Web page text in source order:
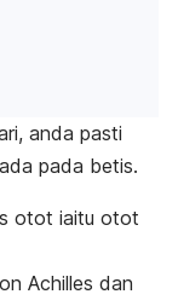
anda pasti
pada betis.
otot iaitu otot
Achilles dan